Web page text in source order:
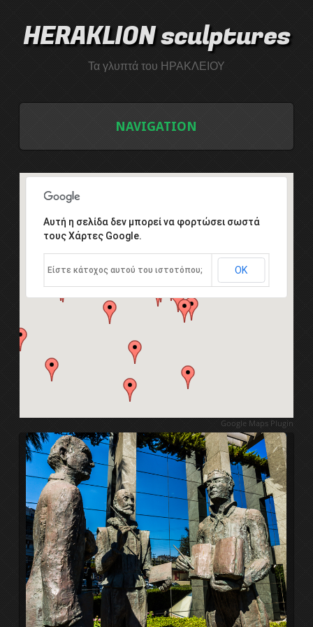
HERAKLION sculptures
Τα γλυπτά του ΗΡΑΚΛΕΙΟΥ
NAVIGATION
ΛΙΣΤΑ ΓΛΥΠΤΩΝ
ΤΟ ΣΥΜΠΟΣΙΟ ΓΛΥΠΤΙΚΗΣ
1ο Διεθνές συμπόσιο γλυπτικής
2ο Διεθνές συμπόσιο γλυπτικής
3ο Διεθνές συμπόσιο γλυπτικής
4ο Διεθνές συμπόσιο γλυπτικής
5ο Διεθνές συμπόσιο γλυπτικής
Διεθνές συμπ. γλυπτικής 2011
6ο Διεθνές συμπόσιο γλυπτικής
7ο Διεθνές συμπόσιο γλυπτικής
Αυτή η σελίδα δεν μπορεί να φορτώσει σωστά
τους Χάρτες Google.
Είστε κάτοχος αυτού του ιστοτόπου; ΟΚ
Google Maps Plugin